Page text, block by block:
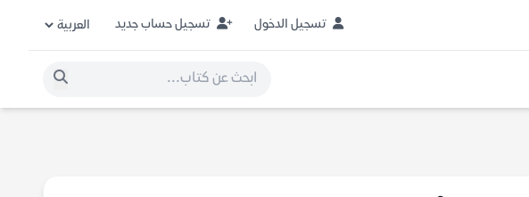
تسجيل الدخول تسجيل حساب جديد